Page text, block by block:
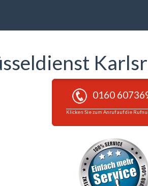
0160
Klicken Sie zum Anruf auf die